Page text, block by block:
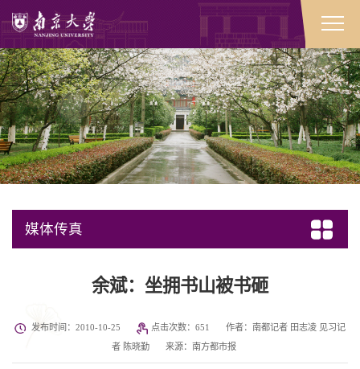
媒体传真
余斌：坐拥书山被书砸
发布时间：2010-10-25 点击次数： 651
作者：南都记者 田志凌 见习记
者 陈晓勤
来源：南方都市报